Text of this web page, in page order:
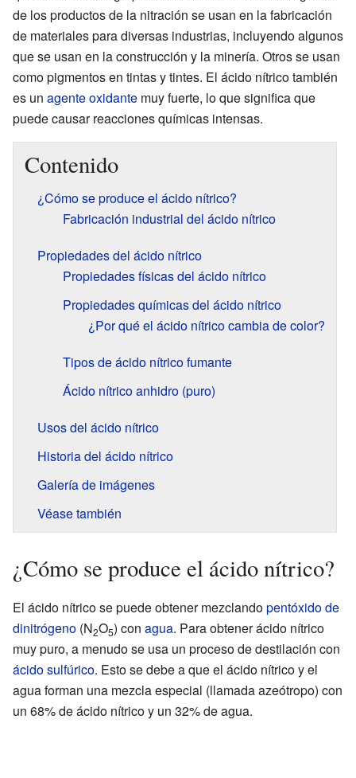
de los productos de la nitración se usan en la fabricación
de materiales para diversas industrias, incluyendo algunos
que se usan en la construcción y la minería. Otros se usan
como pigmentos en tintas y tintes. El ácido nítrico también
es un agente oxidante muy fuerte, lo que significa que
puede causar reacciones químicas intensas.
Contenido
¿Cómo se produce el ácido nítrico?
Fabricación industrial del ácido nítrico
Propiedades del ácido nítrico
Propiedades físicas del ácido nítrico
Propiedades químicas del ácido nítrico
¿Por qué el ácido nítrico cambia de color?
Tipos de ácido nítrico fumante
Ácido nítrico anhidro (puro)
Usos del ácido nítrico
Historia del ácido nítrico
Galería de imágenes
Véase también
¿Cómo se produce el ácido nítrico?
El ácido nítrico se puede obtener mezclandopentóxido de
dinitrógeno (N2O5) con agua. Para obtener ácido nítrico
muy puro, a menudo se usa un proceso de destilación con
ácido sulfúrico. Esto se debe a que el ácido nítrico y el
agua forman una mezcla especial (llamada azeótropo) con
un 68% de ácido nítrico y un 32% de agua.